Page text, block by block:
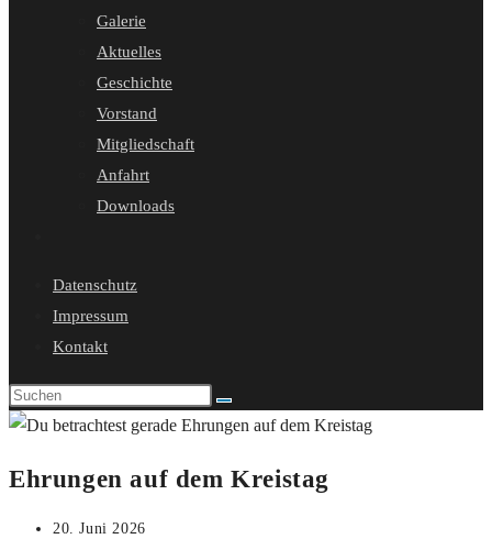
Galerie
Aktuelles
Geschichte
Vorstand
Mitgliedschaft
Anfahrt
Downloads
umschalten
Datenschutz
Impressum
Kontakt
Ehrungen auf dem Kreistag
Beitrag
20. Juni 2026